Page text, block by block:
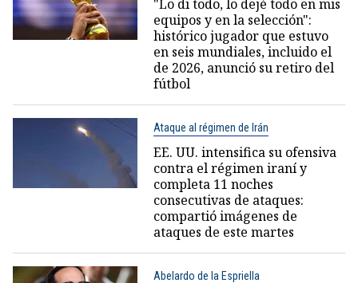
"Lo di todo, lo dejé todo en mis
equipos y en la selección":
histórico jugador que estuvo
en seis mundiales, incluido el
de 2026, anunció su retiro del
fútbol
Ataque al régimen de Irán
EE. UU. intensifica su ofensiva
contra el régimen iraní y
completa 11 noches
consecutivas de ataques:
compartió imágenes de
ataques de este martes
Abelardo de la Espriella